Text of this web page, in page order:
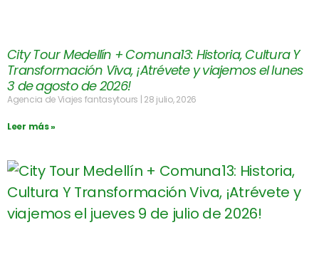
City Tour Medellín + Comuna13: Historia, Cultura Y
Transformación Viva, ¡Atrévete y viajemos el lunes
3 de agosto de 2026!
Agencia de Viajes fantasytours 28 julio, 2026
Leer más »